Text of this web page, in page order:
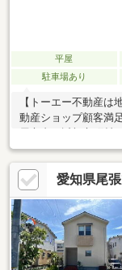
平屋
駐車場あり
【トーエー不動産
動産ショップ顧客満
備！●営業全員が宅
以上の情報！●住宅
ださい●リフォーム
てサポート！●物件
ザード情報もチェッ
愛知県尾